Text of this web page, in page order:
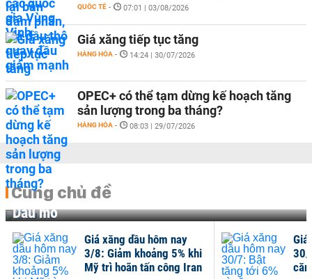
QUỐC TẾ - 07:01 | 03/08/2026
Giá xăng tiếp tục tăng
HÀNG HÓA - 14:24 | 30/07/2026
OPEC+ có thể tạm dừng kế hoạch tăng
sản lượng trong ba tháng?
HÀNG HÓA - 08:03 | 29/07/2026
Cùng chủ đề
Dầu mỏ
Giá xăng dầu hôm nay
3/8: Giảm khoảng 5% khi
Mỹ trì hoãn tấn công Iran
Giá
30/